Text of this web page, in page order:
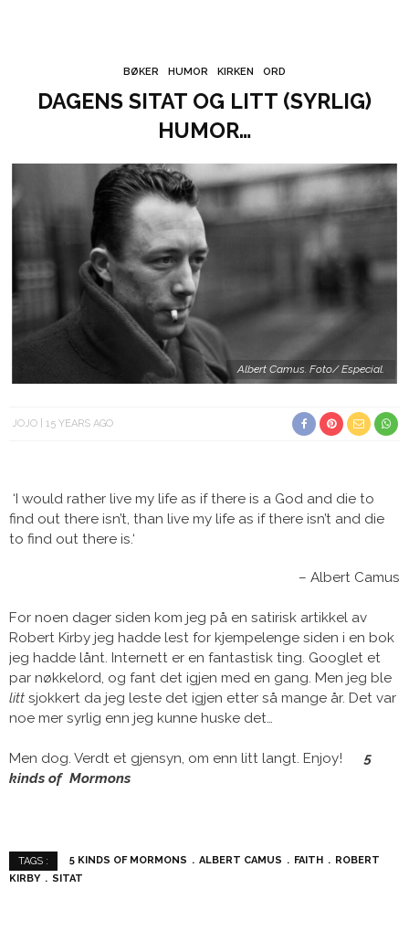
BØKER HUMOR KIRKEN ORD
DAGENS SITAT OG LITT (SYRLIG)
HUMOR…
Albert Camus. Foto/ Especial.
JOJO 15 YEARS AGO
‘I would rather live my life as if there is a God and die to
find out there isn’t, than live my life as if there isn’t and die
to find out there is.‘
– Albert Camus
For noen dager siden kom jeg på en satirisk artikkel av
Robert Kirby jeg hadde lest for kjempelenge siden i en bok
jeg hadde lånt. Internett er en fantastisk ting. Googlet et
par nøkkelord, og fant det igjen med en gang. Men jeg ble
litt sjokkert da jeg leste det igjen etter så mange år. Det var
noe mer syrlig enn jeg kunne huske det…
Men dog. Verdt et gjensyn, om enn litt langt. Enjoy! 5
kinds of Mormons
TAGS : 5 KINDS OF MORMONS ALBERT CAMUS FAITH
ROBERT
KIRBY
SITAT